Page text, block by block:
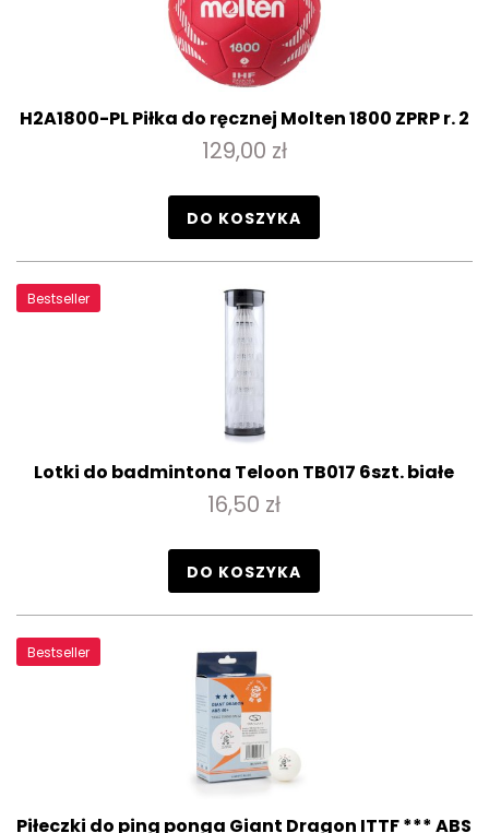
H2A1800-PL Piłka do ręcznej Molten 1800 ZPRP r. 2
129,00 zł
DO KOSZYKA
Bestseller
Lotki do badmintona Teloon TB017 6szt. białe
16,50 zł
DO KOSZYKA
Bestseller
Piłeczki do ping ponga Giant Dragon ITTF *** ABS